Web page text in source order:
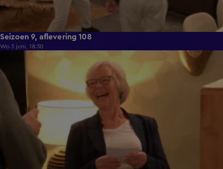
Seizoen 9, aflevering 108
Wo 3 juni, 18:30